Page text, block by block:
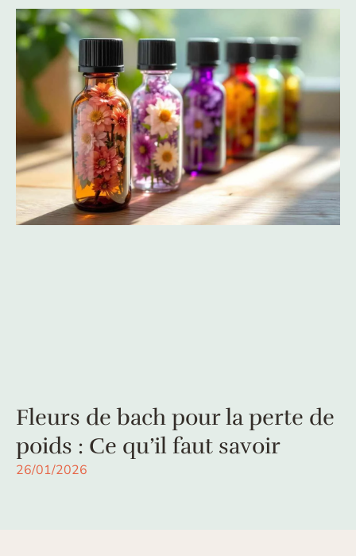
Fleurs de bach pour la perte de
poids : Ce qu’il faut savoir
26/01/2026